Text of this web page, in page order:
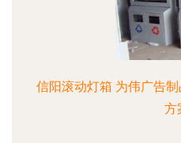
信阳滚动灯箱 为伟广告
方